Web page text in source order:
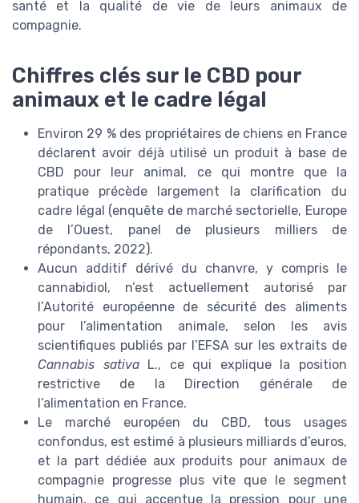
santé et la qualité de vie de leurs animaux de
compagnie.
Chiffres clés sur le CBD pour
animaux et le cadre légal
Environ 29 % des propriétaires de chiens en France
déclarent avoir déjà utilisé un produit à base de
CBD pour leur animal, ce qui montre que la
pratique précède largement la clarification du
cadre légal (enquête de marché sectorielle, Europe
de l’Ouest, panel de plusieurs milliers de
répondants, 2022).
Aucun additif dérivé du chanvre, y compris le
cannabidiol, n’est actuellement autorisé par
l’Autorité européenne de sécurité des aliments
pour l’alimentation animale, selon les avis
scientifiques publiés par l’EFSA sur les extraits de
Cannabis sativaL., ce qui explique la position
restrictive de la Direction générale de
l’alimentation en France.
Le marché européen du CBD, tous usages
confondus, est estimé à plusieurs milliards d’euros,
et la part dédiée aux produits pour animaux de
compagnie progresse plus vite que le segment
humain, ce qui accentue la pression pour une